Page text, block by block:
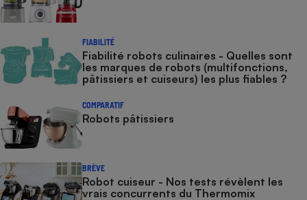
FIABILITÉ
Fiabilité robots culinaires - Quelles sont
les marques de robots (multifonctions,
pâtissiers et cuiseurs) les plus fiables ?
COMPARATIF
Robots pâtissiers
BRÈVE
Robot cuiseur - Nos tests révèlent les
vrais concurrents du Thermomix